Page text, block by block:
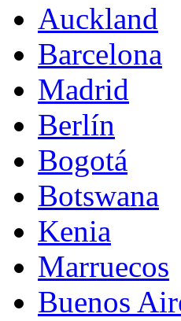
Auckland
Barcelona
Madrid
Berlín
Bogotá
Botswana
Kenia
Marruecos
Buenos